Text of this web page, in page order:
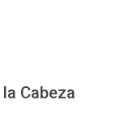
Cabeza